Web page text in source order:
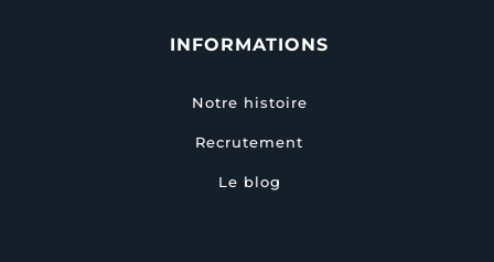
INFORMATIONS
Notre histoire
Recrutement
Le blog